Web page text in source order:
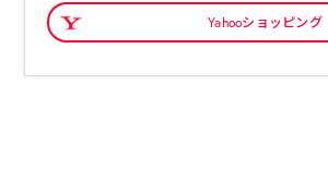
Yahooショッピング